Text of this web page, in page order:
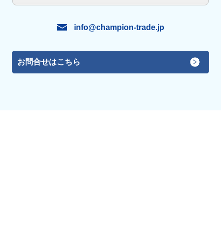
info@champion-trade.jp
お問合せはこちら